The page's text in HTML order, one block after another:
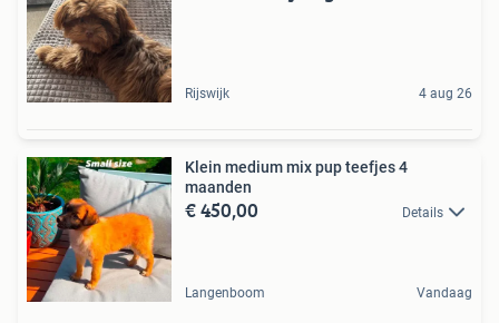
Rijswijk 4 aug 26
Klein medium mix pup teefjes 4
maanden
€ 450,00 Details
Langenboom Vandaag